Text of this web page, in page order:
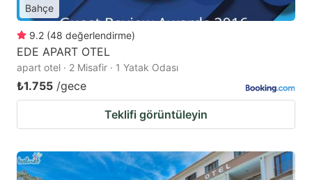
Bahçe
9.2 (48 değerlendirme)
EDE APART OTEL
apart otel · 2 Misafir · 1 Yatak Odası
₺1.755 /gece
Teklifi görüntüleyin